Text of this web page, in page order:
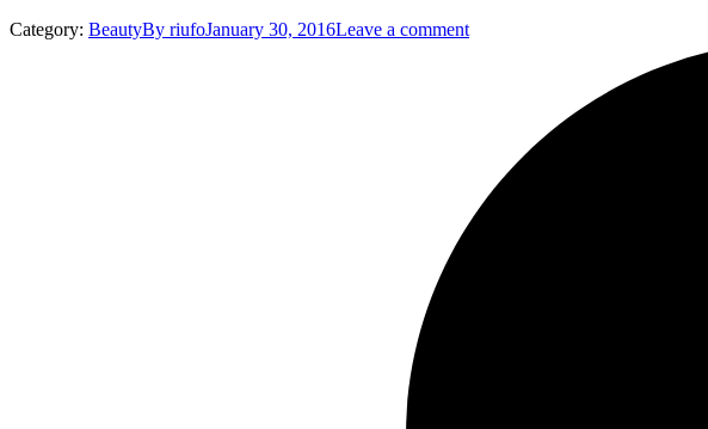
Category: BeautyBy riufoJanuary 30, 2016Leave a comment